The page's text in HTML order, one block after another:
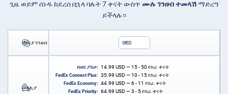
ጊዜ ወይም ሰነዱ ከደረሰ በኋላ ባሉት 7 ቀናት ውስጥ ሙሉ ገንዘብ ተመላሽማድረግ
ይችላሉ።
የክፍያ ገንዘብ USD
መላኪያ
የአየር ፖስታ: 14.99 USD — 15 - 50 የስራ ቀናት
FedEx Connect Plus: 35.99 USD — 10 - 15 የስራ ቀናት
FedEx Economy: 44.99 USD — 6 - 11 የስራ ቀናት
FedEx Priority: 64.99 USD — 3 - 5 የስራ ቀናት